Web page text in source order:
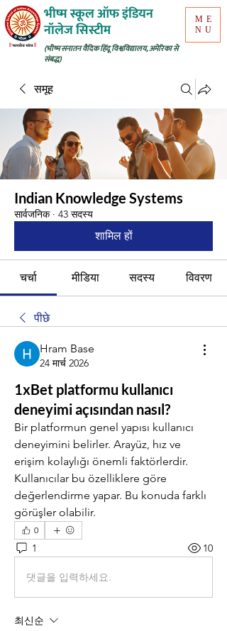
ME
NU
भीष्म स्कूल ऑफ इंडियन
नॉलेज सिस्टीम
(भीष्म सनातन वैदिक हिंदू विश्वविद्यालय, अमेरिका से
संबद्ध)
समूह
Indian Knowledge Systems
सार्वजनिक · 43 सदस्य
शामिल हों
चर्चा मीडिया सदस्य विवरण
पीछे
Hram Base
24 मार्च 2026
1xBet platformu kullanıcı
deneyimi açısından nasıl?
Bir platformun genel yapısı kullanıcı
deneyimini belirler. Arayüz, hız ve
erişim kolaylığı önemli faktörlerdir.
Kullanıcılar bu özelliklere göre
değerlendirme yapar. Bu konuda farklı
görüşler olabilir.
0
1 10
댓글을 입력하세요.
최신순